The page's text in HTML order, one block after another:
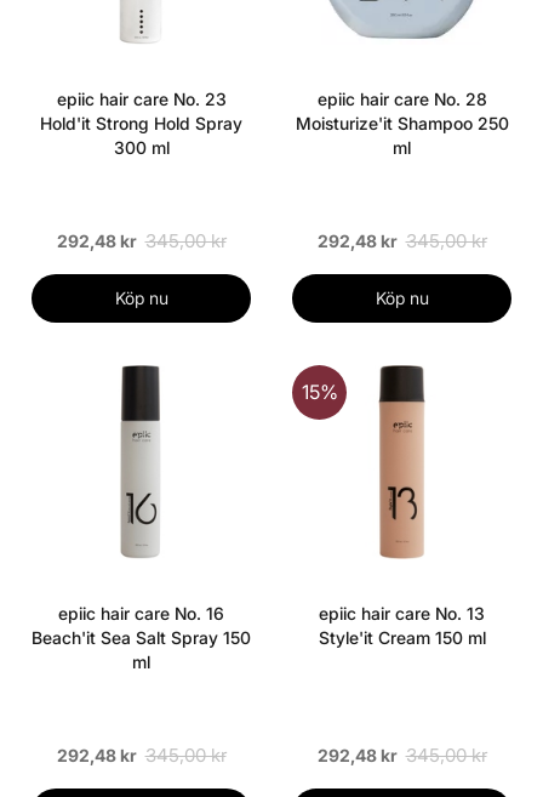
epiic hair care No. 23
Hold'it Strong Hold Spray
300 ml
292,48 kr 345,00 kr
Köp nu
epiic hair care No. 28
Moisturize'it Shampoo 250
ml
292,48 kr 345,00 kr
Köp nu
epiic hair care No. 16
Beach'it Sea Salt Spray 150
ml
292,48 kr 345,00 kr
15%
epiic hair care No. 13
Style'it Cream 150 ml
292,48 kr 345,00 kr